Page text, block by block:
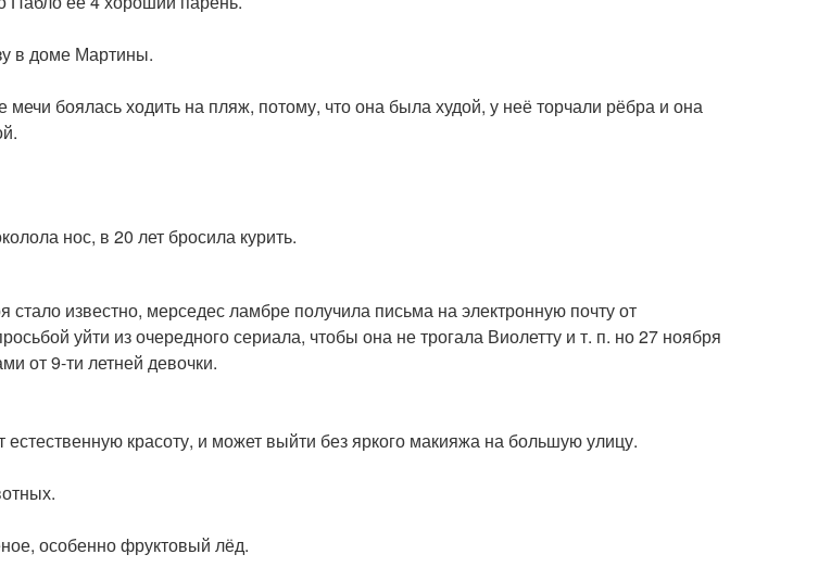
в доме Мартины.
мечи боялась ходить на пляж, потому, что она была худой, у неё торчали рёбра и она
нос, в 20 лет бросила курить.
стало известно, мерседес ламбре получила письма на электронную почту от
уйти из очередного сериала, чтобы она не трогала Виолетту и т. п. но 27 ноября
от 9-ти летней девочки.
красоту, и может выйти без яркого макияжа на большую улицу.
особенно фруктовый лёд.